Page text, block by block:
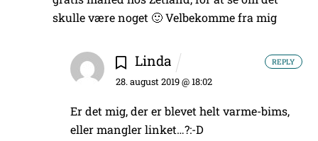
skulle være noget 🙂 Velbekomme fra mig
Linda
28. august 2019 @ 18:02
Er det mig, der er blevet helt varme-bims,
eller mangler linket…?:-D
REPLY